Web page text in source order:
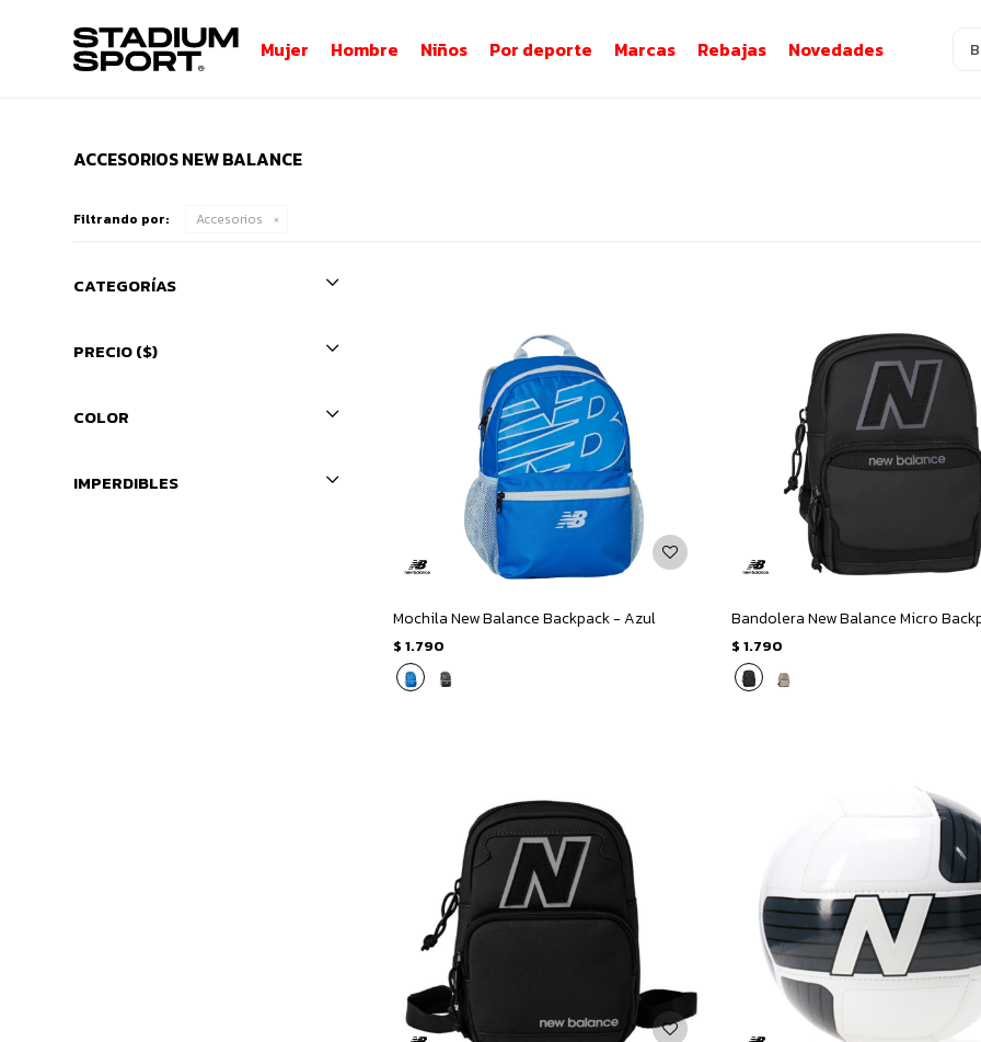
Mujer Hombre Niños Por deporte Marcas Rebajas Novedades
ACCESORIOS NEW BALANCE
Filtrando por: Accesorios
Mochila New Balance Backpack - Azul
$ 1.790 $ 1.790
CATEGORÍAS
PRECIO($)
COLOR
IMPERDIBLES